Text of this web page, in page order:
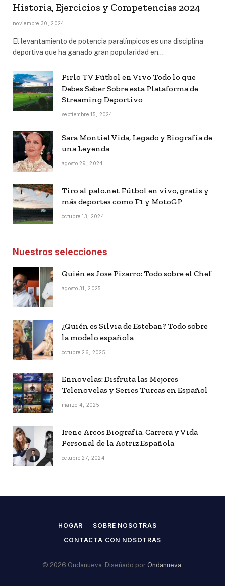
Historia, Ejercicios y Competencias 2024
noviembre 30, 2024
El levantamiento de potencia paralímpicos es una disciplina
deportiva que ha ganado gran popularidad en…
Pirlo TV Fútbol en Vivo Todo lo que
Debes Saber Sobre esta Plataforma de
Streaming Deportivo
septiembre 15, 2024
Sara Montiel Vida, Legado y Biografía de
una Leyenda
agosto 29, 2024
Tiro al palo.net Fútbol en vivo, gratis y
más deportes como F1 y MotoGP
octubre 13, 2024
Nuestros selecciones
Quién es Jose Pizarro: Todo sobre el Chef
agosto 31, 2025
¿Quién es Silvia de Esteban? Todo sobre
la modelo española
octubre 26, 2025
Ennovelas: Disfruta las Mejores
Telenovelas y Series Turcas en Español
marzo 4, 2025
Irene Arcos Biografía, Carrera y Vida
Personal de la Actriz Española
octubre 27, 2024
HOGAR
SOBRE NOSOTRAS
CONTACTA CON NOSOTRAS
© 2026 Ondanueva. Diseñado por Ondanueva